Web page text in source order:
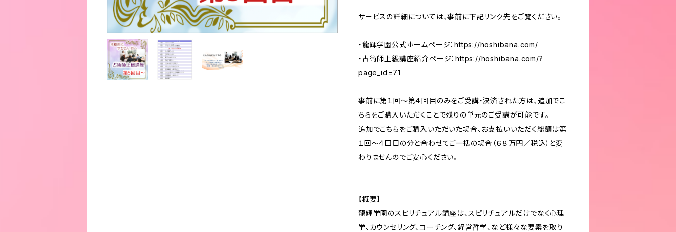
サービスの詳細については、事前に下記リンク先をご覧ください。
・龍輝学園公式ホームページ：https://hoshibana.com/
・占術師上級講座紹介ページ：https://hoshibana.com/?
page_id=71
事前に第１回〜第４回目のみをご受講・決済された方は、追加でこ
ちらをご購入いただくことで残りの単元のご受講が可能です。
追加でこちらをご購入いただいた場合、お支払いいただく総額は第
１回〜４回目の分と合わせてご一括の場合（６８万円／税込）と変
わりませんのでご安心ください。
【概要】
龍輝学園のスピリチュアル講座は、スピリチュアルだけでなく心理
学、カウンセリング、コーチング、経営哲学、など様々な要素を取り